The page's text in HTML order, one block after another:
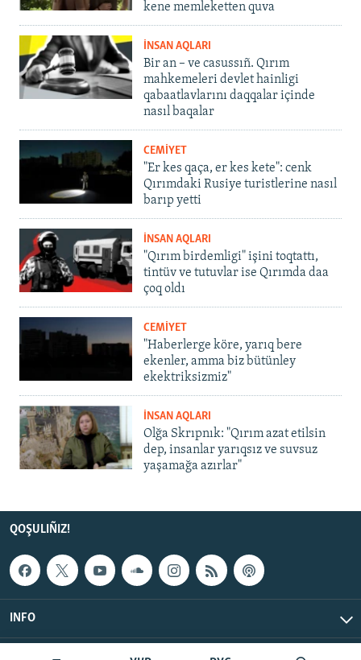
kene memleketten quva
İNSAN AQLARI
Bir an – ve casussıñ. Qırım
mahkemeleri devlet hainligi
qabaatlavlarını daqqalar içinde
nasıl baqalar
CEMİYET
"Er kes qaça, er kes kete": cenk
Qırımdaki Rusiye turistlerine nasıl
barıp yetti
İNSAN AQLARI
"Qırım birdemligi" işini toqtattı,
tintüv ve tutuvlar ise Qırımda daa
çoq oldı
CEMİYET
"Haberlerge köre, yarıq bere
ekenler, amma biz bütünley
ekektriksizmiz"
İNSAN AQLARI
Olğa Skrıpnık: "Qırım azat etilsin
dep, insanlar yarıqsız ve suvsuz
yaşamağa azırlar"
QOŞULIÑIZ!
INFO